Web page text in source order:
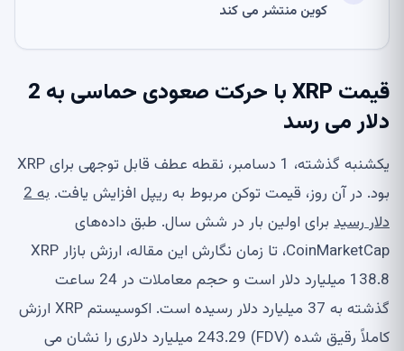
کوین منتشر می کند
قیمت XRP با حرکت صعودی حماسی به 2
دلار می رسد
یکشنبه گذشته، 1 دسامبر، نقطه عطف قابل توجهی برای XRP
بود. در آن روز، قیمت توکن مربوط به ریپل افزایش یافت.
به 2
دلار رسید برای اولین بار در شش سال. طبق داده‌های
CoinMarketCap، تا زمان نگارش این مقاله، ارزش بازار XRP
138.8 میلیارد دلار است و حجم معاملات در 24 ساعت
گذشته به 37 میلیارد دلار رسیده است. اکوسیستم XRP ارزش
کاملاً رقیق شده (FDV) 243.29 میلیارد دلاری را نشان می